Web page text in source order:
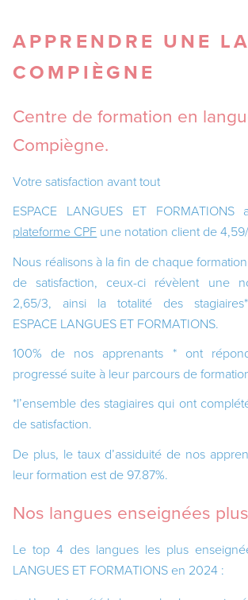
APPRENDRE UNE
COMPIÈGNE
Centre de formation en
Compiègne.
Votre satisfaction avant tout
ESPACE LANGUES ET
plateforme CPF une notation client de
Nous réalisons à la fin de chaque
de satisfaction, ceux-ci révèlent une
2,65/3, ainsi la totalité des
ESPACE LANGUES ET FORMATIONS.
100% de nos apprenants * ont
progressé suite à leur parcours de
*l’ensemble des stagiaires qui ont
de satisfaction.
De plus, le taux d’assiduité de nos
leur formation est de 97.87%.
Nos langues enseignées
Le top 4 des langues les plus
LANGUES ET FORMATIONS en 2024 :